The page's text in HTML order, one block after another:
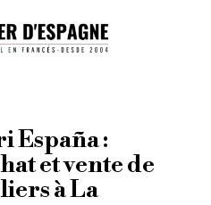
España :
et vente de
à La